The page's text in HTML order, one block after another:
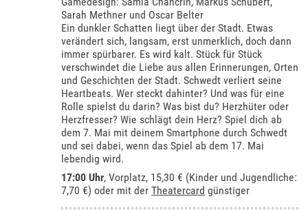
Sarah Methner und Oscar Belter
Ein dunkler Schatten liegt über der Stadt. Etwas
verändert sich, langsam, erst unmerklich, doch dann
immer spürbarer. Es wird kalt. Stück für Stück
verschwindet die Liebe aus allen Erinnerungen, Orten
und Geschichten der Stadt. Schwedt verliert seine
Heartbeats. Wer steckt dahinter? Und was für eine
Rolle spielst du darin? Was bist du? Herzhüter oder
Herzfresser? Wie schlägt dein Herz? Spiel dich ab
dem 7. Mai mit deinem Smartphone durch Schwedt
und sei dabei, wenn das Spiel ab dem 17. Mai
lebendig wird.
17:00 Uhr, Vorplatz, 15,30 € (Kinder und Jugendliche:
7,70 €) oder mit derTheatercard günstiger